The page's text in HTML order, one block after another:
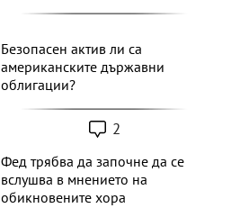
Безопасен актив ли са
американските държавни
облигации?
2
Фед трябва да започне да се
вслушва в мнението на
обикновените хора